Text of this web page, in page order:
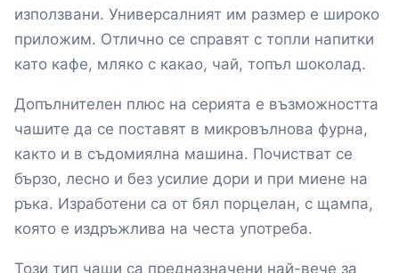
използвани. Универсалният им размер е широко
приложим. Отлично се справят с топли напитки
като кафе, мляко с какао, чай, топъл шоколад.
Допълнителен плюс на серията е възможността
чашите да се поставят в микровълнова фурна,
както и в съдомиялна машина. Почистват се
бързо, лесно и без усилие дори и при миене на
ръка. Изработени са от бял порцелан, с щампа,
която е издръжлива на честа употреба.
Този тип чаши са предназначени най-вече за